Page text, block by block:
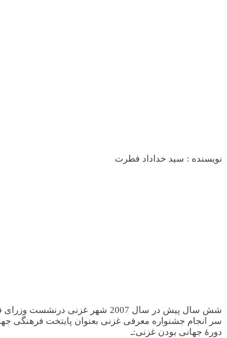
نویسنده : سید خداداد فطرت
سر انجام جشنواره معرفی غزنی بعنوان پایتخت فرهنگی
دورۀ جهانی بودن غزنی:ـ